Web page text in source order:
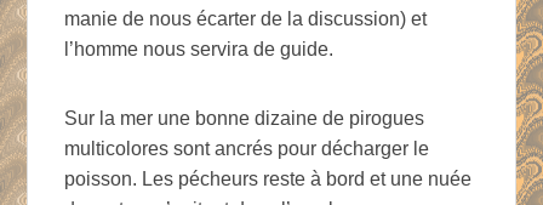
manie de nous écarter de la discussion) et
l’homme nous servira de guide.
Sur la mer une bonne dizaine de pirogues
multicolores sont ancrés pour décharger le
poisson. Les pécheurs reste à bord et une nuée